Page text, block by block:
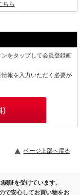
ちら
をタップして会員登録画
報を入力いただく必要が
ページ上部へ戻る
証を受けています。
で安心してお買い物をお